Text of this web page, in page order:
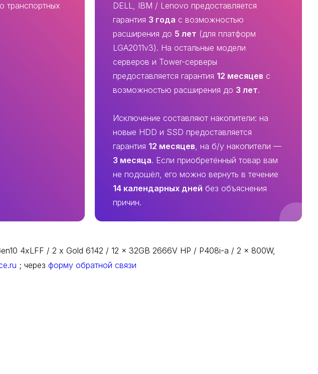
транспортных
DELL, IBM / Lenovo предоставляется
гарантия 3 года с возможностью
расширения до 5 лет (для платформ
LGA2011v3). На остальные модели
серверов и Tower-серверы
предоставляется гарантия 12 месяцев с
возможностью расширения до 3 лет.
Исключение составляют накопители: на
новые HDD и SSD предоставляется
гарантия 12 месяцев, на б/у накопители —
3 месяца. Если приобретённый товар вам
не подошёл, его можно вернуть в течение
14 календарных дней без объяснения
причин.
4xLFF / 2 x Gold 6142 / 12 x 32GB 2666V HP / P408i-a / 2 x 800W,
; через форму обратной связи